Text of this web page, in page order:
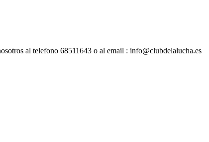
al telefono 68511643 o al email : info@clubdelalucha.es